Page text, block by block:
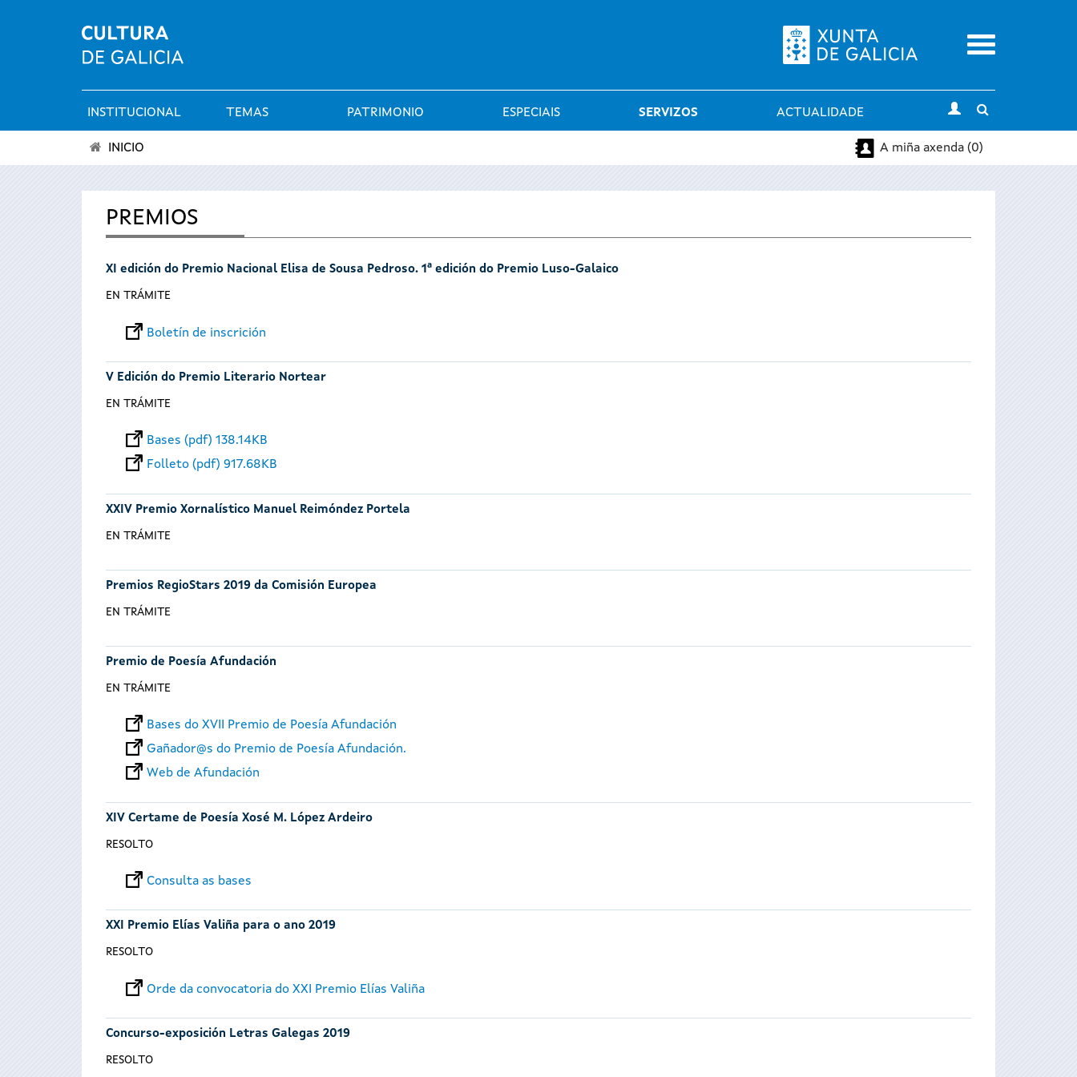
Menu
Menú
principal
INSTITUCIONAL TEMAS PATRIMONIO ESPECIAIS SERVIZOS ACTUALIDADE
search
está
INICIO A miña axenda (0)
PREMIOS
XI edición do Premio Nacional Elisa de Sousa Pedroso. 1ª edición do Premio Luso-Galaico
EN TRÁMITE
Boletín de inscrición
V Edición do Premio Literario Nortear
EN TRÁMITE
Bases (pdf) 138.14KB
Folleto (pdf) 917.68KB
XXIV Premio Xornalístico Manuel Reimóndez Portela
EN TRÁMITE
Premios RegioStars 2019 da Comisión Europea
EN TRÁMITE
Premio de Poesía Afundación
EN TRÁMITE
Bases do XVII Premio de Poesía Afundación
Gañador@s do Premio de Poesía Afundación.
Web de Afundación
XIV Certame de Poesía Xosé M. López Ardeiro
RESOLTO
Consulta as bases
XXI Premio Elías Valiña para o ano 2019
RESOLTO
Orde da convocatoria do XXI Premio Elías Valiña
Concurso-exposición Letras Galegas 2019
RESOLTO